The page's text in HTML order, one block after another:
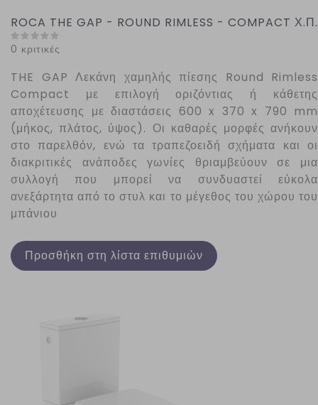
ROCA THE GAP - ROUND RIMLESS - COMPACT Χ.Π.
0 κριτικές
THE GAP Λεκάνη χαμηλής πίεσης Round Rimless
Compact με επιλογή οριζόντιας ή κάθετης
αποχέτευσης με διαστάσεις 600 x 370 x 790 mm
(μήκος, πλάτος, ύψος). Οι καθαρές μορφές ανήκουν
στο παρελθόν, ενώ τα τραπεζοειδή σχήματα και οι
διακριτικές ανάποδες γωνίες θριαμβεύουν σε μια
συλλογή που μπορεί να συνδυαστεί εύκολα
ανεξάρτητα από το στυλ και το μέγεθος του χώρου του
μπάνιου
Προσθήκη στη λίστα επιθυμιών